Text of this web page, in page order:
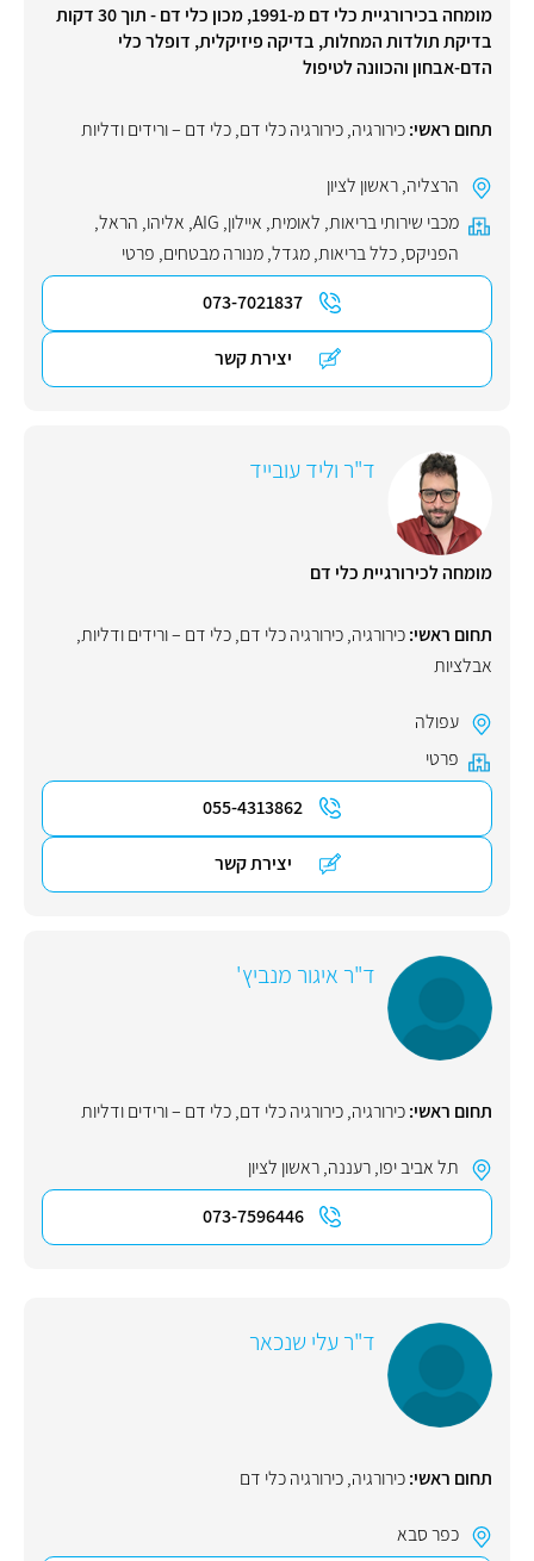
מומחה בכירורגיית כלי דם מ-1991, מכון כלי דם - תוך 30 דקות
בדיקת תולדות המחלות, בדיקה פיזיקלית, דופלר כלי
הדם-אבחון והכוונה לטיפול
תחום ראשי:כירורגיה,כירורגיה כלי דם,כלי דם – ורידים ודליות
הרצליה,ראשון לציון
מכבי שירותי בריאות, לאומית, איילון,
AIG
, אליהו, הראל,
הפניקס,כלל בריאות,מגדל,מנורה מבטחים, פרטי
073-7021837
יצירת קשר
ד"ר וליד עובייד
מומחה לכירורגיית כלי דם
תחום ראשי:כירורגיה,כירורגיה כלי דם,כלי דם – ורידים ודליות,
אבלציות
עפולה
פרטי
055-4313862
יצירת קשר
ד"ר איגור מנביץ'
תחום ראשי:כירורגיה,כירורגיה כלי דם,כלי דם – ורידים ודליות
תל אביב יפו,רעננה,ראשון לציון
073-7596446
ד"ר עלי שנכאר
תחום ראשי:כירורגיה,כירורגיה כלי דם
כפר סבא